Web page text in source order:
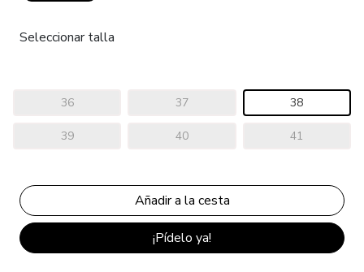
Seleccionar talla
36 37 38
39 40 41
¡Pídelo ya!